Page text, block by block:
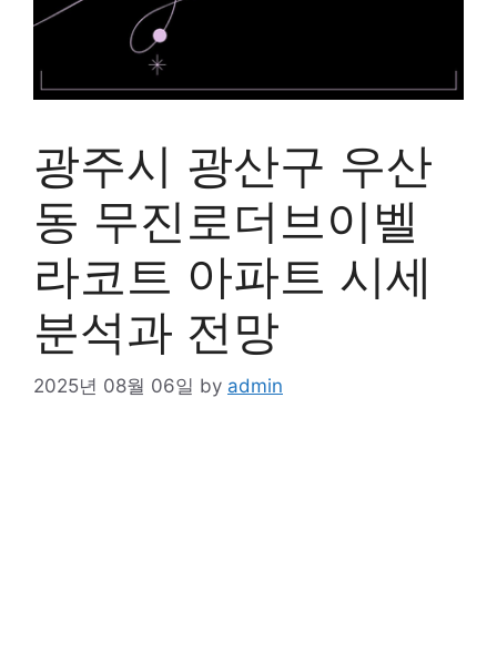
광주시 광산구 우산
동 무진로더브이벨
라코트 아파트 시세
분석과 전망
2025년 08월 06일 by admin